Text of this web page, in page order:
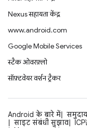
Nexus सहायता केंद्र
www.android.com
Google Mobile Services
स्टैक ओवरफ़्लो
सॉफ़्टवेयर वर्शन ट्रैकर
Android के बारे में समुदाय
साइट संबंधी सुझाव